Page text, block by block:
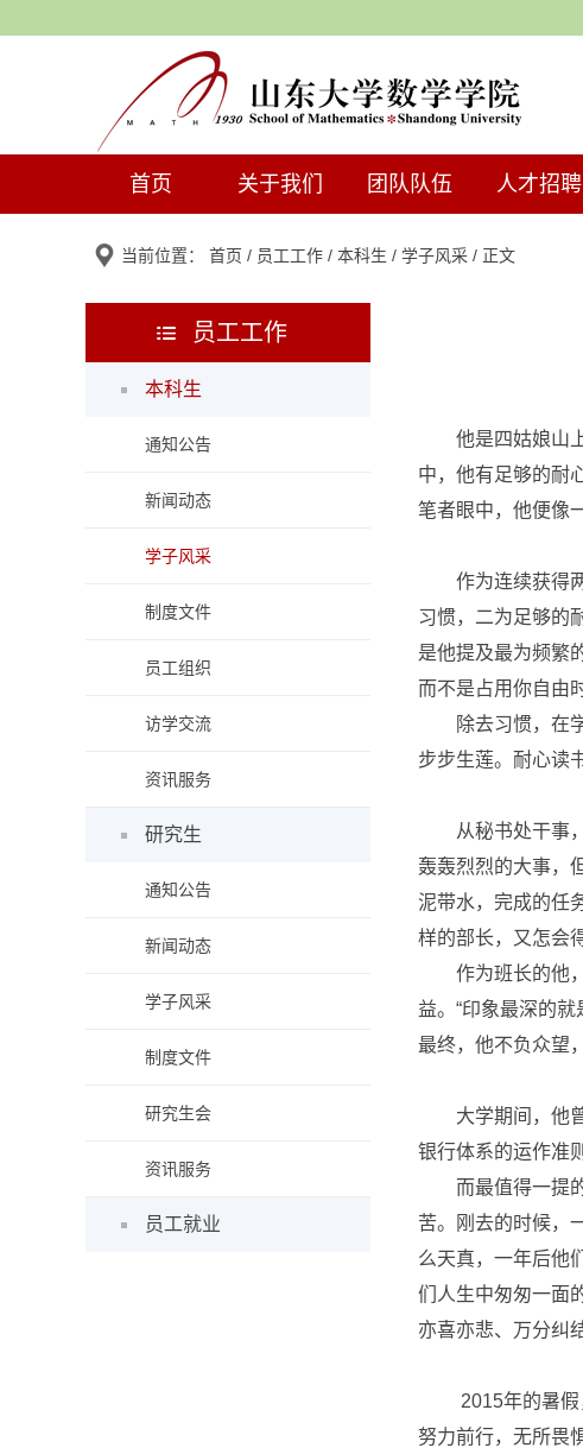
首页 关于我们 团队队伍 人才招聘
当前位置： 首页 / 员工工作 / 本科生 / 学子风采 / 正文
员工工作
本科生
通知公告
新闻动态
学子风采
制度文件
员工组织
访学交流
资讯服务
研究生
通知公告
新闻动态
学子风采
制度文件
研究生会
资讯服务
员工就业
他是四姑娘山
中，他有足够的耐
笔者眼中，他便像
作为连续获得
习惯，二为足够的
是他提及最为频繁
而不是占用你自由
除去习惯，在
步步生莲。耐心读
从秘书处干事
轰轰烈烈的大事，
泥带水，完成的任
样的部长，又怎会
作为班长的他
益。“印象最深的
最终，他不负众望
大学期间，他
银行体系的运作准
而最值得一提
苦。刚去的时候，
么天真，一年后他
们人生中匆匆一面
亦喜亦悲、万分纠
2015年的暑
努力前行，无所畏